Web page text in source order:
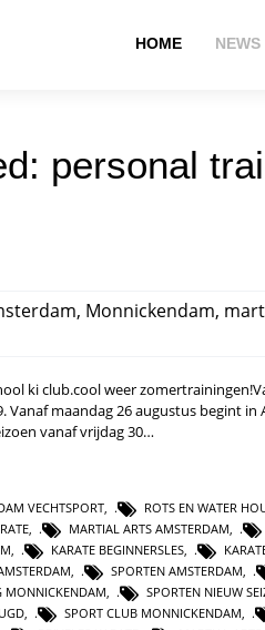
HOME NEWS
personal
, Monnickendam,
ki club.cool weer
Vanaf maandag 26 augustus begint
vanaf vrijdag 30…
VECHTSPORT, ROTS EN WATER
, MARTIAL ARTS AMSTERDAM,
, KARATE BEGINNERSLES,
, SPORTEN AMSTERDAM,
MONNICKENDAM, SPORTEN NIEUW
, SPORT CLUB MONNICKENDAM,